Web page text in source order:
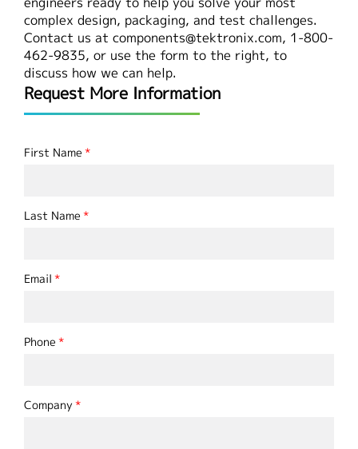
complex design, packaging, and test challenges.
Contact us at components@tektronix.com, 1-800-
462-9835, or use the form to the right, to
discuss how we can help.
Request More Information
First Name
Last Name
Email
Phone
Company